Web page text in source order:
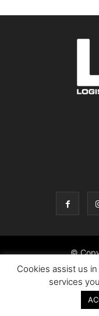
©
Cookies assist us
services